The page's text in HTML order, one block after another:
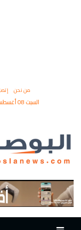
من نحن
السبت 08 أغسطس 2026 - 24 صفر 1448 - 11:46 القاهرة